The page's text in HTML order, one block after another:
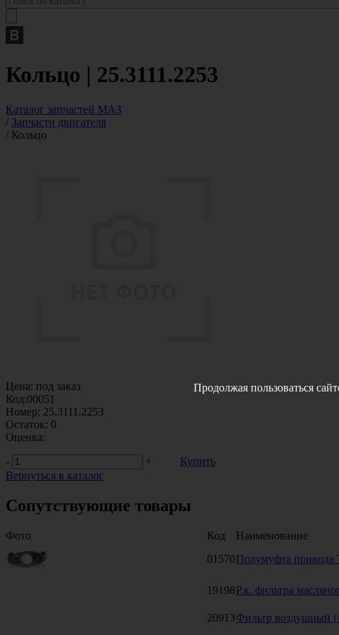
Кольцо | 25.3111.2253
Каталог запчастей МАЗ
/ Запчасти двигателя
/ Кольцо
Цена: под заказ
Код:00051
Номер: 25.3111.2253
Остаток: 0
Оценка:
-
+
Купить
Вернуться в каталог
Сопутствующие товары
Фото Код Наименование
01570Полумуфта
19198Р.к. фильтра
20913Фильтр воздушный
Продолжая пользоваться